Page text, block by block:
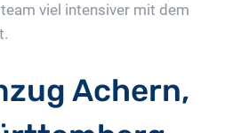
viel intensiver mit dem
Achern,